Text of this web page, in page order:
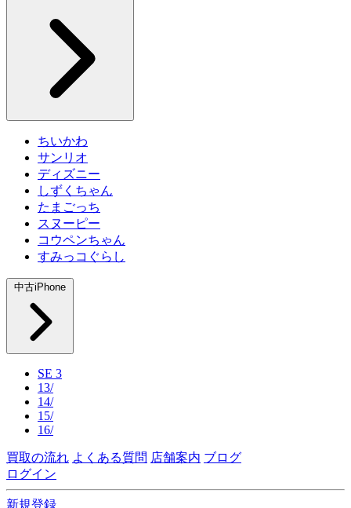
ちいかわ
サンリオ
ディズニー
しずくちゃん
たまごっち
スヌーピー
コウペンちゃん
すみっコぐらし
中古iPhone
SE 3
13/
14/
15/
16/
買取の流れ よくある質問 店舗案内 ブログ
ログイン
新規登録